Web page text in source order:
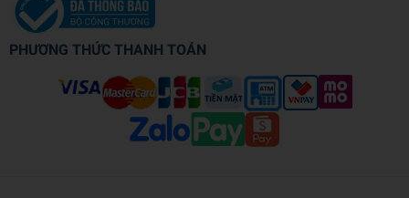
PHƯƠNG THỨC THANH TOÁN